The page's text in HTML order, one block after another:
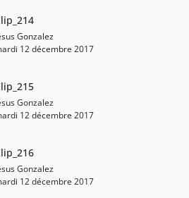
Gonzalez
12 décembre 2017
Gonzalez
12 décembre 2017
Gonzalez
12 décembre 2017